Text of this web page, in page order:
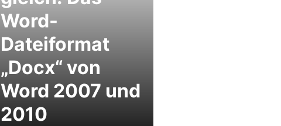
Word-
Dateiformat
„Docx“ von
Word 2007 und
2010